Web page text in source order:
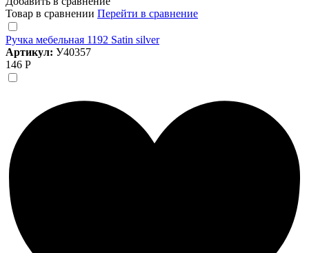
Товар в сравнении Перейти в сравнение
Ручка мебельная 1192 Satin silver
Артикул: У40357
146 Р